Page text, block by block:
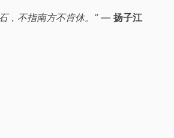
，不指南方不肯休。”— 扬子江